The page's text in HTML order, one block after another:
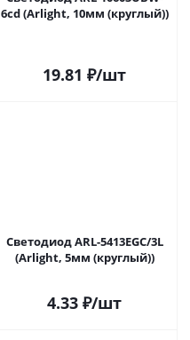
6cd (Arlight, 10мм (круглый))
19.81 ₽/шт
Светодиод ARL-5413EGC/3L
(Arlight, 5мм (круглый))
4.33 ₽/шт